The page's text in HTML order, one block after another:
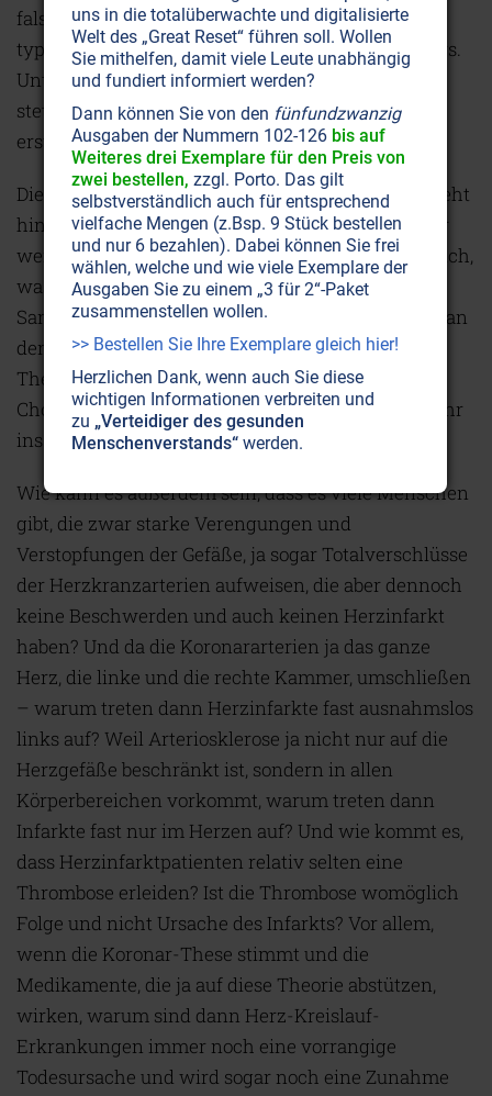
falsche Ernährung geprägte Lebensweise führt
typischerweise zu einer Übersäuerung des Körpers.
Unter diesem Licht betrachtet, ist denn auch die
stetige Zunahme an Herzerkrankungen nicht
erstaunlich.
Die gemeinhin akzeptierte Koronar-Hypothese steht
hingegen auf ziemlich tönernen Füßen. Nicht nur
weiß die Medizin bis heute eigentlich nicht wirklich,
was Arteriosklerose ist. Der Name ist ein
Sammelbegriff für verschiedene Veränderungen an
den Gefäßwänden, wobei die damit verknüpfte
These, Arteriosklerose werde durch zu hohe
Cholesterinwerte begünstigt, ebenfalls immer mehr
ins Wanken gerät.
Wie kann es außerdem sein, dass es viele Menschen
gibt, die zwar starke Verengungen und
Verstopfungen der Gefäße, ja sogar Totalverschlüsse
der Herzkranzarterien aufweisen, die aber dennoch
keine Beschwerden und auch keinen Herzinfarkt
haben? Und da die Koronararterien ja das ganze
Herz, die linke und die rechte Kammer, umschließen
– warum treten dann Herzinfarkte fast ausnahmslos
links auf? Weil Arteriosklerose ja nicht nur auf die
Herzgefäße beschränkt ist, sondern in allen
Körperbereichen vorkommt, warum treten dann
Infarkte fast nur im Herzen auf? Und wie kommt es,
dass Herzinfarktpatienten relativ selten eine
Thrombose erleiden? Ist die Thrombose womöglich
Folge und nicht Ursache des Infarkts? Vor allem,
wenn die Koronar-These stimmt und die
Medikamente, die ja auf diese Theorie abstützen,
wirken, warum sind dann Herz-Kreislauf-
Erkrankungen immer noch eine vorrangige
Todesursache und wird sogar noch eine Zunahme
uns in die totalüberwachte und digitalisierte
Welt des „Great Reset“ führen soll. Wollen
Sie mithelfen, damit viele Leute unabhängig
und fundiert informiert werden?
Dann können Sie von den fünfundzwanzig
Ausgaben der Nummern 102-126 bis auf
Weiteres drei Exemplare für den Preis von
zwei bestellen, zzgl. Porto. Das gilt
selbstverständlich auch für entsprechend
vielfache Mengen (z.Bsp. 9 Stück bestellen
und nur 6 bezahlen). Dabei können Sie frei
wählen, welche und wie viele Exemplare der
Ausgaben Sie zu einem „3 für 2“-Paket
zusammenstellen wollen.
>> Bestellen Sie Ihre Exemplare gleich hier!
Herzlichen Dank, wenn auch Sie diese
wichtigen Informationen verbreiten und
zu „Verteidiger des gesunden
Menschenverstands“ werden.